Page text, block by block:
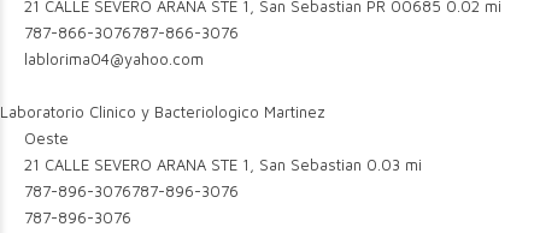
21 CALLE SEVERO ARANA STE 1, San Sebastian PR 00685 0.02 mi
787-866-3076787-866-3076
lablorima04@yahoo.com
Laboratorio Clinico y Bacteriologico Martinez
Oeste
21 CALLE SEVERO ARANA STE 1, San Sebastian 0.03 mi
787-896-3076787-896-3076
787-896-3076